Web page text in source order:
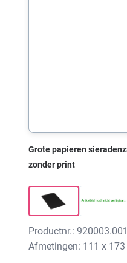
Grote papieren
zonder print
Productnr.:
Afmetingen: 111 x